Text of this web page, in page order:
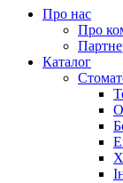
Про нас
Про
Каталог